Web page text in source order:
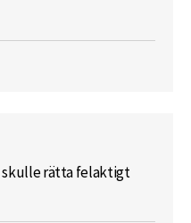
skulle rätta felaktigt